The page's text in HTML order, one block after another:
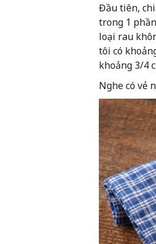
Đầu tiên,
trong 1
loại rau
tôi có
khoảng 3/4
Nghe có vẻ